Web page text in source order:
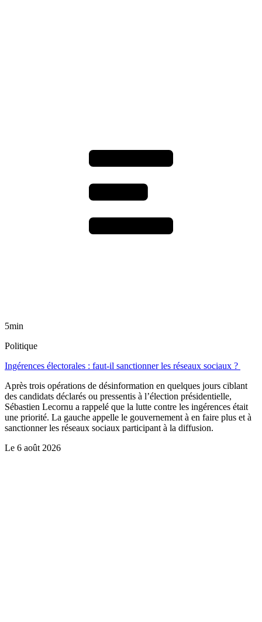
5min
Politique
Ingérences électorales : faut-il sanctionner les réseaux sociaux ?
Après trois opérations de désinformation en quelques jours ciblant
des candidats déclarés ou pressentis à l’élection présidentielle,
Sébastien Lecornu a rappelé que la lutte contre les ingérences était
une priorité. La gauche appelle le gouvernement à en faire plus et à
sanctionner les réseaux sociaux participant à la diffusion.
Le 6 août 2026